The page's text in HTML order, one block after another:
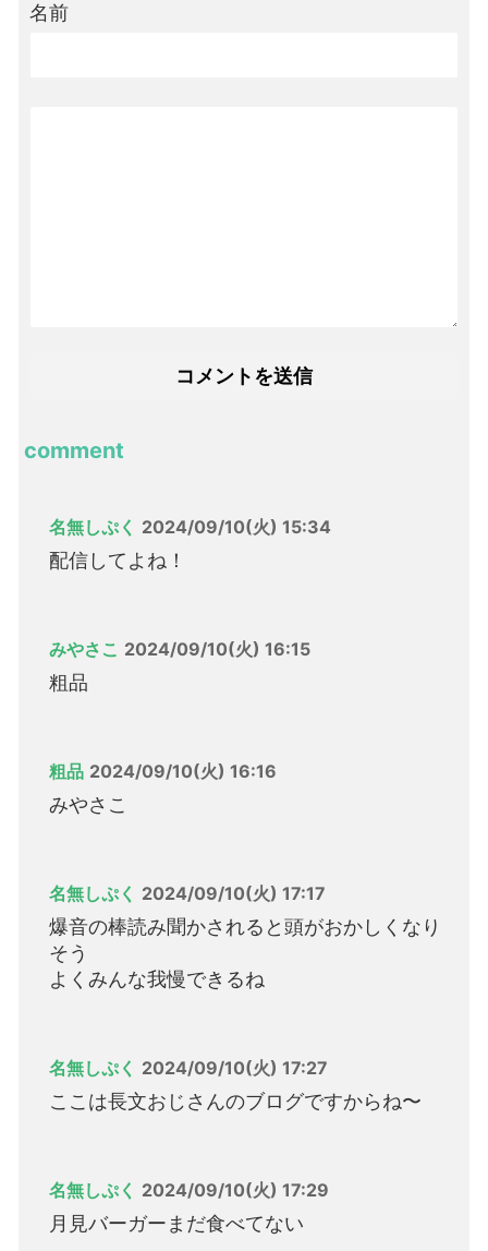
名前
comment
名無しぷく 2024/09/10(火) 15:34
配信してよね！
みやさこ 2024/09/10(火) 16:15
粗品
粗品 2024/09/10(火) 16:16
みやさこ
名無しぷく 2024/09/10(火) 17:17
爆音の棒読み聞かされると頭がおかしくなり
そう
よくみんな我慢できるね
名無しぷく 2024/09/10(火) 17:27
ここは長文おじさんのブログですからね〜
名無しぷく 2024/09/10(火) 17:29
月見バーガーまだ食べてない